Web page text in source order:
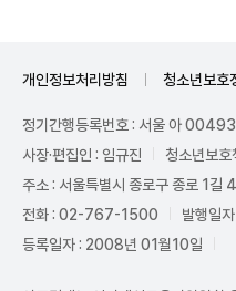
개인정보처리방침 청소년보호
정기간행등록번호 : 서울 아 00493
사장·편집인 : 임규진
청소년보호
주소 : 서울특별시 종로구 종로 1
전화 : 02-767-1500
발행일
등록일자 : 2008년 01월10일